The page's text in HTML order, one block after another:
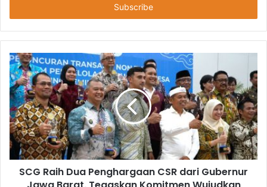
SCG Raih Dua Penghargaan CSR dari Gubernur